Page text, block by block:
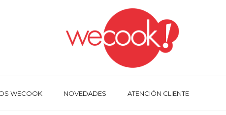
WECOOK NOVEDADES ATENCIÓN CLIENTE